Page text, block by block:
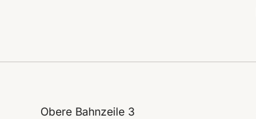
Obere Bahnzeile 3